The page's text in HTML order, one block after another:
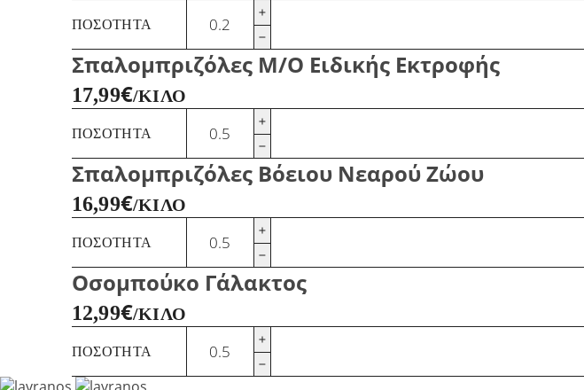
ΠΟΣΌΤΗΤΑ
Βόειο
ποσότητα
Σπαλομπριζόλες Μ/Ο Ειδικής Εκτροφής
17,99€/ΚΙΛΌ
ΠΟΣΌΤΗΤΑ
Σπαλομπριζόλες
Ο
Ειδικής
ποσότητα
Σπαλομπριζόλες Βόειου Νεαρού Ζώου
16,99€/ΚΙΛΌ
ΠΟΣΌΤΗΤΑ
Σπαλομπριζόλες
Βόειου
Νεαρού
Ζώου
Οσομπούκο Γάλακτος
12,99€/ΚΙΛΌ
ΠΟΣΌΤΗΤΑ
Οσομπούκο
Γάλακτος
ποσότητα